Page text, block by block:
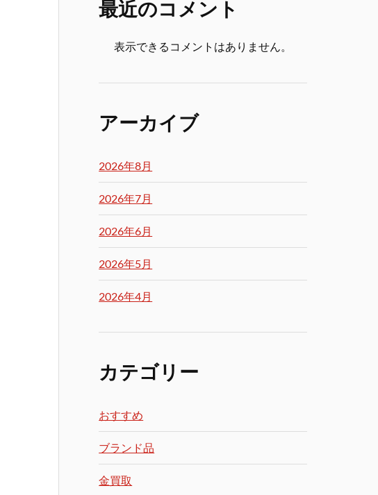
最近のコメント
表示できるコメントはありません。
アーカイブ
2026年8月
2026年7月
2026年6月
2026年5月
2026年4月
カテゴリー
おすすめ
ブランド品
金買取